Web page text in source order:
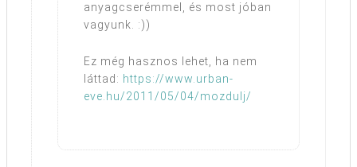
anyagcserémmel, és most jóban
vagyunk. :))
Ez még hasznos lehet, ha nem
láttad: https://www.urban-
eve.hu/2011/05/04/mozdulj/